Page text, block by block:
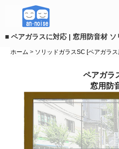
■ ペアガラスに対応 | 窓用防音材 ソ
ホーム > ソリッドガラスSC [ペアガラス
ペアガラ
窓用